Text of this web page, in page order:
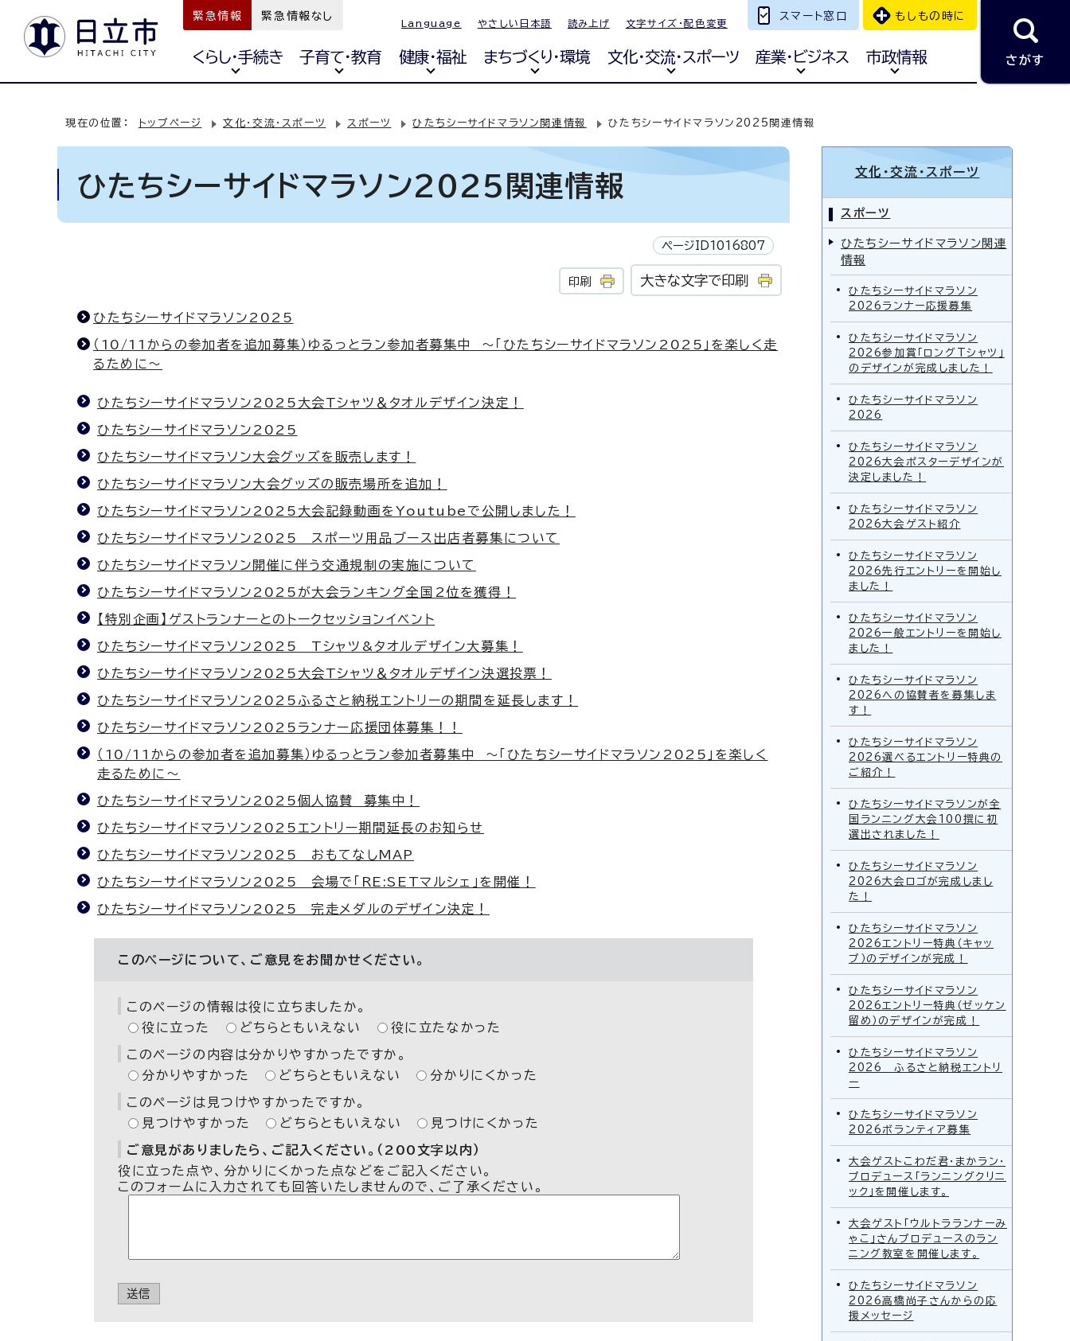
緊急情報 緊急情報なし
Language やさしい日本語 読み上げ 文字サイズ・配色変更
スマート窓口 もしもの時に
くらし・手続き 子育て・教育 健康・福祉 まちづくり・環境 文化・交流・スポーツ 産業・ビジネス 市政情報 さがす
現在の位置： トップページ 文化・交流・スポーツ スポーツ ひたちシーサイドマラソン関連情報 ひたちシーサイドマラソン2025関連情報
ひたちシーサイドマラソン2025関連情報
ページID1016807
印刷 大きな文字で印刷
ひたちシーサイドマラソン2025
（10/11からの参加者を追加募集）ゆるっとラン参加者募集中 ～「ひたちシーサイドマラソン2025」を楽しく走
るために～
ひたちシーサイドマラソン2025大会Tシャツ＆タオルデザイン決定！
ひたちシーサイドマラソン2025
ひたちシーサイドマラソン大会グッズを販売します！
ひたちシーサイドマラソン大会グッズの販売場所を追加！
ひたちシーサイドマラソン2025大会記録動画をYoutubeで公開しました！
ひたちシーサイドマラソン2025 スポーツ用品ブース出店者募集について
ひたちシーサイドマラソン開催に伴う交通規制の実施について
ひたちシーサイドマラソン2025が大会ランキング全国2位を獲得！
【特別企画】ゲストランナーとのトークセッションイベント
ひたちシーサイドマラソン2025 Tシャツ&タオルデザイン大募集！
ひたちシーサイドマラソン2025大会Tシャツ＆タオルデザイン決選投票！
ひたちシーサイドマラソン2025ふるさと納税エントリーの期間を延長します！
ひたちシーサイドマラソン2025ランナー応援団体募集！！
（10/11からの参加者を追加募集）ゆるっとラン参加者募集中 ～「ひたちシーサイドマラソン2025」を楽しく
走るために～
ひたちシーサイドマラソン2025個人協賛 募集中！
ひたちシーサイドマラソン2025エントリー期間延長のお知らせ
ひたちシーサイドマラソン2025 おもてなしMAP
ひたちシーサイドマラソン2025 会場で「RE:SETマルシェ」を開催！
ひたちシーサイドマラソン2025 完走メダルのデザイン決定！
このページについて、ご意見をお聞かせください。
このページの情報は役に立ちましたか。
役に立った
どちらともいえない 役に立たなかった
このページの内容は分かりやすかったですか。
分かりやすかった
どちらともいえない 分かりにくかった
このページは見つけやすかったですか。
見つけやすかった
どちらともいえない 見つけにくかった
ご意見がありましたら、ご記入ください。（200文字以内）
役に立った点や、分かりにくかった点などをご記入ください。
このフォームに入力されても回答いたしませんので、ご了承ください。
送信
文化・交流・スポーツ
スポーツ
ひたちシーサイドマラソン関連
情報
ひたちシーサイドマラソン
2026ランナー応援募集
ひたちシーサイドマラソン
2026参加賞「ロングTシャツ」
のデザインが完成しました！
ひたちシーサイドマラソン
2026
ひたちシーサイドマラソン
2026大会ポスターデザインが
決定しました！
ひたちシーサイドマラソン
2026大会ゲスト紹介
ひたちシーサイドマラソン
2026先行エントリーを開始し
ました！
ひたちシーサイドマラソン
2026一般エントリーを開始し
ました！
ひたちシーサイドマラソン
2026への協賛者を募集しま
す！
ひたちシーサイドマラソン
2026選べるエントリー特典の
ご紹介！
ひたちシーサイドマラソンが全
国ランニング大会100撰に初
選出されました！
ひたちシーサイドマラソン
2026大会ロゴが完成しまし
た！
ひたちシーサイドマラソン
2026エントリー特典（キャッ
プ）のデザインが完成！
ひたちシーサイドマラソン
2026エントリー特典（ゼッケン
留め）のデザインが完成！
ひたちシーサイドマラソン
2026 ふるさと納税エントリ
ー
ひたちシーサイドマラソン
2026ボランティア募集
大会ゲストこわだ君・まかラン・
プロデュース「ランニングクリニ
ック」を開催します。
大会ゲスト「ウルトラランナーみ
ゃこ」さんプロデュースのラン
ニング教室を開催します。
ひたちシーサイドマラソン
2026高橋尚子さんからの応
援メッセージ